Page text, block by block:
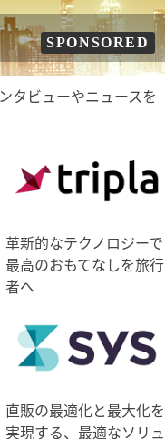
SPONSORED
タビューやニュースを
革新的なテクノロジーで
最高のおもてなしを旅行
者へ
直販の最適化と最大化を
実現する、最適なソリュ